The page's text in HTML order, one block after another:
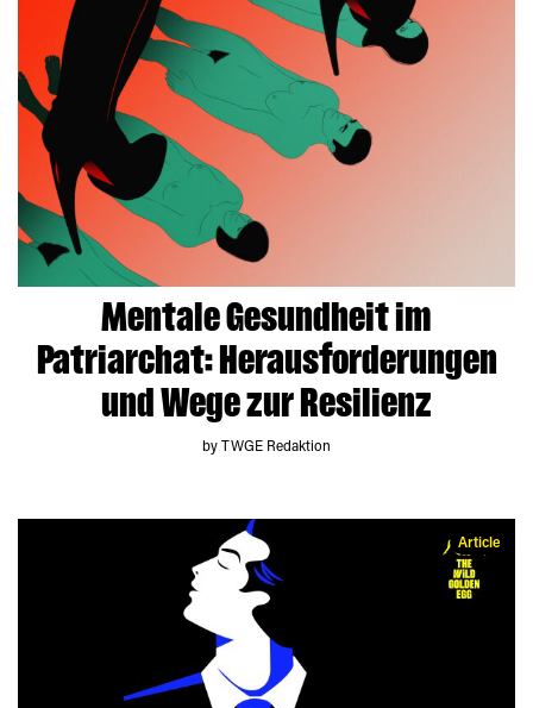
Mentale Gesundheit im
Patriarchat: Herausforderungen
und Wege zur Resilienz
by TWGE Redaktion
Article